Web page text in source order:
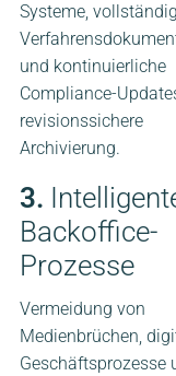
Systeme,
und kontinuierliche
Compliance-
revisionssichere
Archivierung.
3.
Backoffice-
Prozesse
Vermeidung von
Medienbrüchen,
Geschäftsprozesse